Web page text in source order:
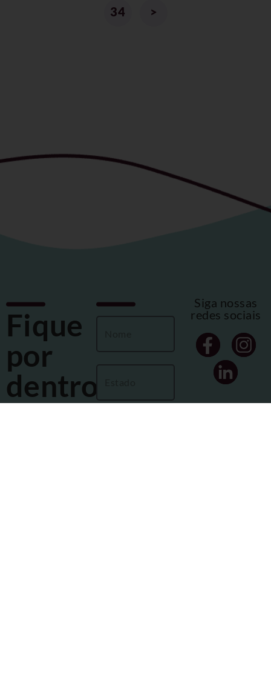
34 >
Fique
por
dentro
das
Siga nossas
redes sociais